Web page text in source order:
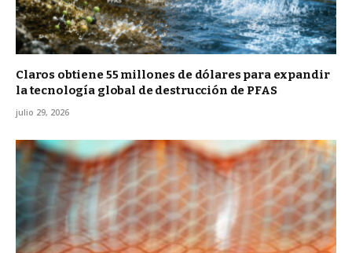
Claros obtiene 55 millones de dólares para expandir
la tecnología global de destrucción de PFAS
julio 29, 2026